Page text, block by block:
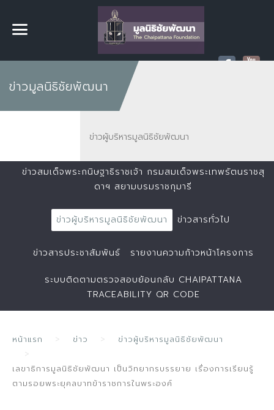
ข่าวมูลนิธิชัยพัฒนา
ข่าวผู้บริหารมูลนิธิชัยพัฒนา
ข่าวสมเด็จพระกนิษฐาธิราชเจ้า กรมสมเด็จพระเทพรัตนราชสุ
ดาฯ สยามบรมราชกุมารี
ข่าวผู้บริหารมูลนิธิชัยพัฒนา ข่าวสารทั่วไป
ข่าวสารประชาสัมพันธ์ รายงานความก้าวหน้าโครงการ
ระบบติดตามตรวจสอบย้อนกลับ CHAIPATTANA
TRACEABILITY QR CODE
หน้าแรก ข่าว ข่าวผู้บริหารมูลนิธิชัยพัฒนา
เลขาธิการมูลนิธิชัยพัฒนา เป็นวิทยากรบรรยาย เรื่องการเรียนรู้
ตามรอยพระยุคลบาทข้าราชการในพระองค์